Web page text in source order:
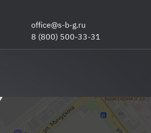
office@s-b-g.ru
8 (800) 500-33-31